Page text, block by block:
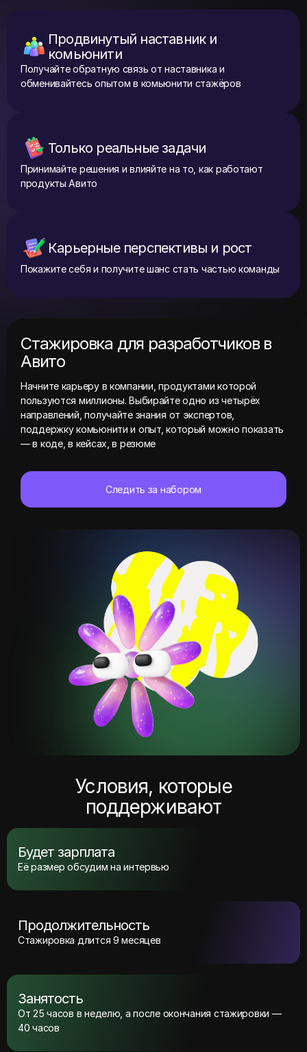
Продвинутый наставник и
комьюнити
Получайте обратную связь от наставника и
обменивайтесь опытом в комьюнити стажёров
Только реальные задачи
Принимайте решения и влияйте на то, как работают
продукты Авито
Карьерные перспективы и рост
Покажите себя и получите шанс стать частью команды
Стажировка для разработчиков в
Авито
Начните карьеру в компании, продуктами которой
пользуются миллионы. Выбирайте одно из четырёх
направлений, получайте знания от экспертов,
поддержку комьюнити и опыт, который можно показать
— в коде, в кейсах, в резюме
Следить за набором
Условия, которые
поддерживают
Будет зарплата
Её размер обсудим на интервью
Продолжительность
Стажировка длится 9 месяцев
Занятость
От 25 часов в неделю, а после окончания стажировки —
40 часов